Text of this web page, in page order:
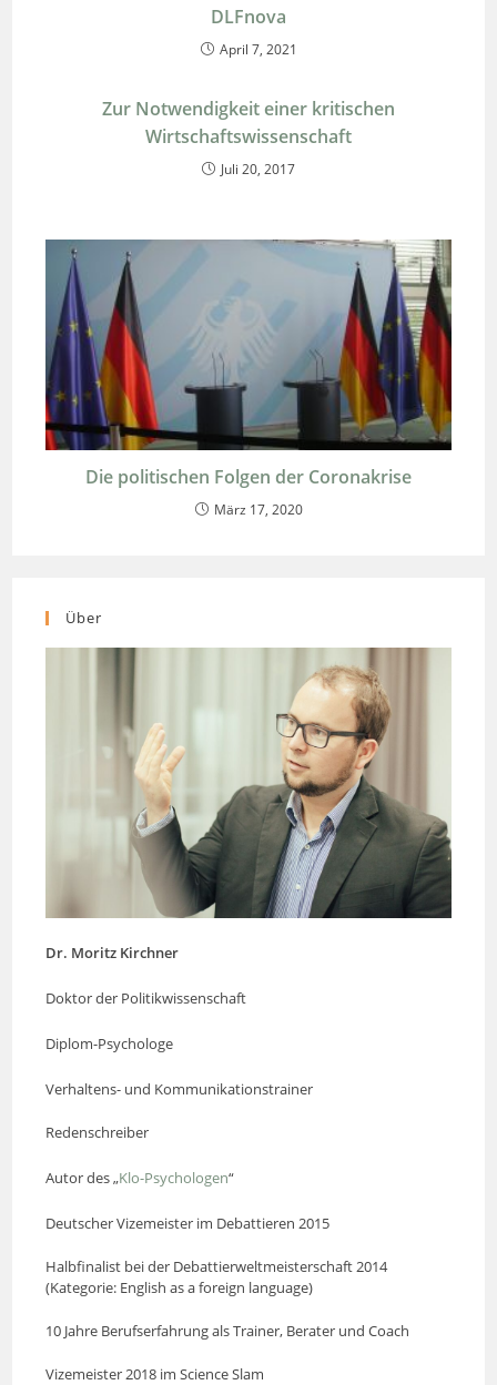
DLFnova
April 7, 2021
Zur Notwendigkeit einer kritischen
Wirtschaftswissenschaft
Juli 20, 2017
Die politischen Folgen der Coronakrise
März 17, 2020
Über
Dr. Moritz Kirchner
Doktor der Politikwissenschaft
Diplom-Psychologe
Verhaltens- und Kommunikationstrainer
Redenschreiber
Autor des „Klo-Psychologen“
Deutscher Vizemeister im Debattieren 2015
Halbfinalist bei der Debattierweltmeisterschaft 2014
(Kategorie: English as a foreign language)
10 Jahre Berufserfahrung als Trainer, Berater und Coach
Vizemeister 2018 im Science Slam